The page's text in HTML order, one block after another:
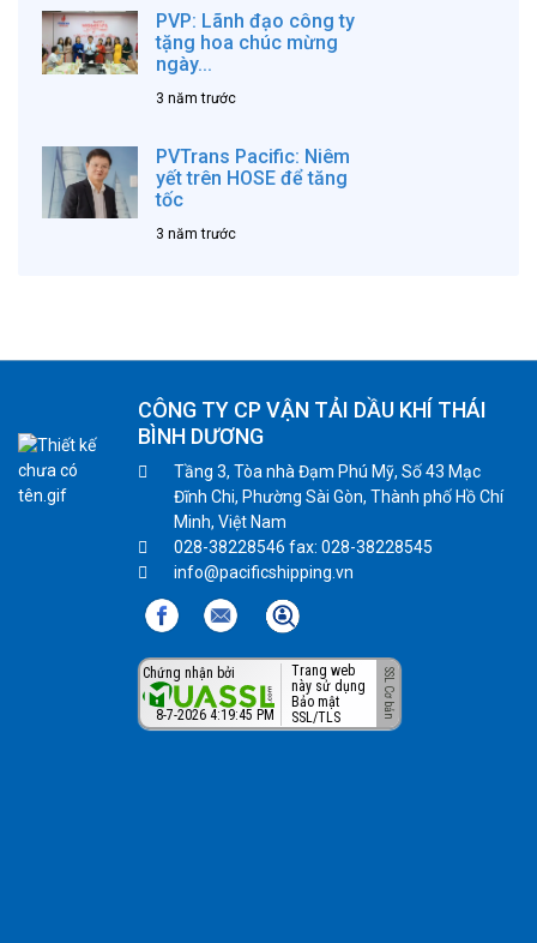
PVP: Lãnh đạo công ty
tặng hoa chúc mừng
ngày...
3 năm trước
PVTrans Pacific: Niêm
yết trên HOSE để tăng
tốc
3 năm trước
CÔNG TY CP VẬN TẢI DẦU KHÍ THÁI
BÌNH DƯƠNG
Tầng 3, Tòa nhà Đạm Phú Mỹ, Số 43 Mạc
Đĩnh Chi, Phường Sài Gòn, Thành phố Hồ Chí
Minh, Việt Nam
028-38228546 fax: 028-38228545
info@pacificshipping.vn
Chứng nhận bởi
8-7-2026 4:19:46 PM
Trang web
này sử dụng
Bảo mật
SSL/TLS